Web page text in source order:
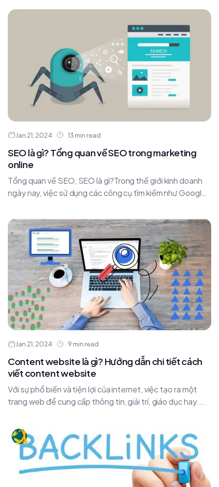
Jan 21, 2024 13 min read
SEO là gì? Tổng quan về SEO trong marketing
online
Tổng quan về SEO, SEO là gì?Trong thế giới kinh doanh
ngày nay, việc sử dụng các công cụ tìm kiếm như Google
Jan 21, 2024 9 min read
Content website là gì? Hướng dẫn chi tiết cách
viết content website
Với sự phổ biến và tiện lợi của internet, việc tạo ra một
trang web để cung cấp thông tin, giải trí, giáo dục hay....